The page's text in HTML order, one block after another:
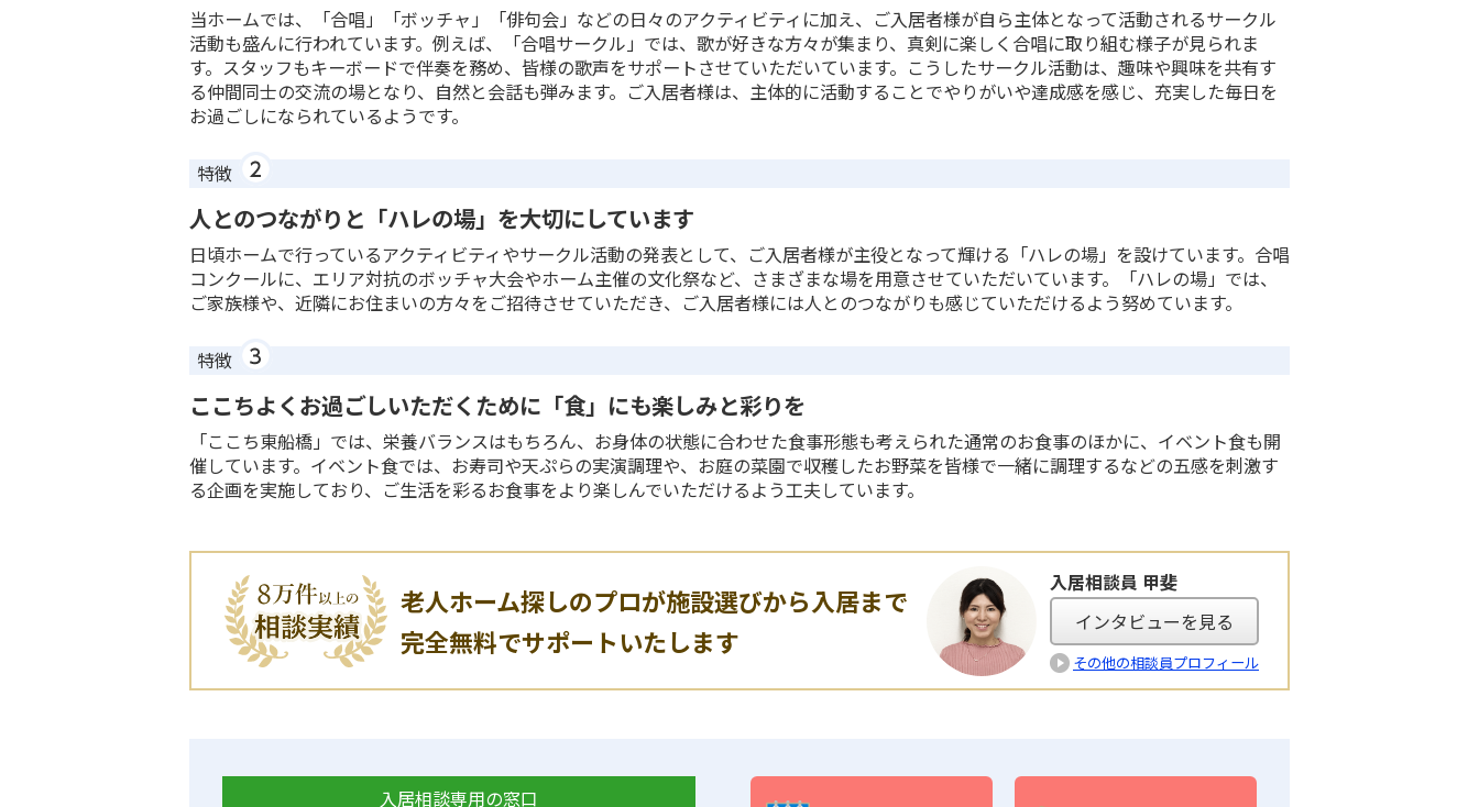
当ホームでは、「合唱」「ボッチャ」「俳句会」などの日々のアクティビティに加え、ご入居者様が自ら主体となって活動されるサークル
活動も盛んに行われています。例えば、「合唱サークル」では、歌が好きな方々が集まり、真剣に楽しく合唱に取り組む様子が見られま
す。スタッフもキーボードで伴奏を務め、皆様の歌声をサポートさせていただいています。こうしたサークル活動は、趣味や興味を共有す
る仲間同士の交流の場となり、自然と会話も弾みます。ご入居者様は、主体的に活動することでやりがいや達成感を感じ、充実した毎日を
お過ごしになられているようです。
特徴
人とのつながりと「ハレの場」を大切にしています
日頃ホームで行っているアクティビティやサークル活動の発表として、ご入居者様が主役となって輝ける「ハレの場」を設けています。合唱
コンクールに、エリア対抗のボッチャ大会やホーム主催の文化祭など、さまざまな場を用意させていただいています。「ハレの場」では、
ご家族様や、近隣にお住まいの方々をご招待させていただき、ご入居者様には人とのつながりも感じていただけるよう努めています。
特徴
ここちよくお過ごしいただくために「食」にも楽しみと彩りを
「ここち東船橋」では、栄養バランスはもちろん、お身体の状態に合わせた食事形態も考えられた通常のお食事のほかに、イベント食も開
催しています。イベント食では、お寿司や天ぷらの実演調理や、お庭の菜園で収穫したお野菜を皆様で一緒に調理するなどの五感を刺激す
る企画を実施しており、ご生活を彩るお食事をより楽しんでいただけるよう工夫しています。
老人ホーム探しのプロが施設選びから入居まで
完全無料でサポートいたします
入居相談員 甲斐
インタビューを見る
その他の相談員プロフィール
入居相談専用の窓口